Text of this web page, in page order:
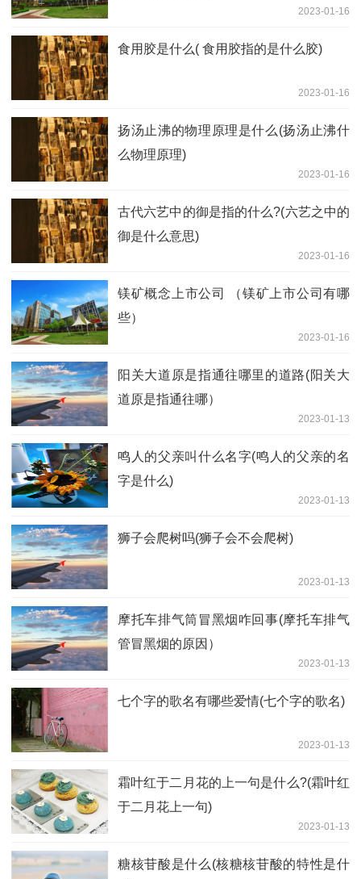
2023-01-16
食用胶是什么( 食用胶指的是什么胶)
2023-01-16
扬汤止沸的物理原理是什么(扬汤止沸什
么物理原理)
2023-01-16
古代六艺中的御是指的什么?(六艺之中的
御是什么意思)
2023-01-16
镁矿概念上市公司 （镁矿上市公司有哪
些）
2023-01-16
阳关大道原是指通往哪里的道路(阳关大
道原是指通往哪）
2023-01-13
鸣人的父亲叫什么名字(鸣人的父亲的名
字是什么)
2023-01-13
狮子会爬树吗(狮子会不会爬树)
2023-01-13
摩托车排气筒冒黑烟咋回事(摩托车排气
管冒黑烟的原因）
2023-01-13
七个字的歌名有哪些爱情(七个字的歌名)
2023-01-13
霜叶红于二月花的上一句是什么?(霜叶红
于二月花上一句)
2023-01-13
糖核苷酸是什么(核糖核苷酸的特性是什